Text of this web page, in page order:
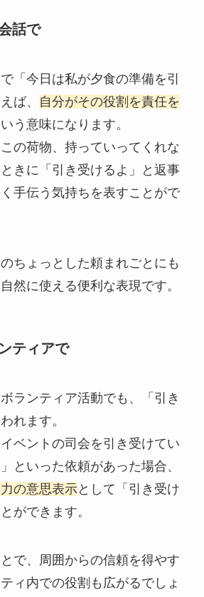
話で
「今日は私が夕食の準備を引
ば、
自分がその役割を責任を
う意味になります。
の荷物、持っていってくれな
きに「引き受けるよ」と返事
手伝う気持ちを表すことがで
ちょっとした頼まれごとにも
然に使える便利な表現です。
ティアで
ランティア活動でも、「引き
れます。
ベントの司会を引き受けてい
といった依頼があった場合、
の意思表示として「引き受け
ができます。
で、周囲からの信頼を得やす
ィ内での役割も広がるでしょ